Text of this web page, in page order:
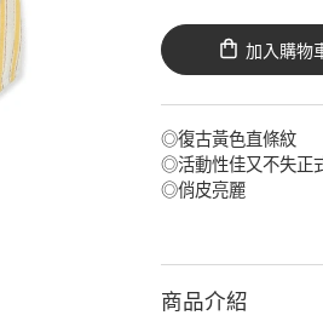
加入購物
◎復古黃色直條紋
◎活動性佳又不失正
◎俏皮亮麗
商品介紹